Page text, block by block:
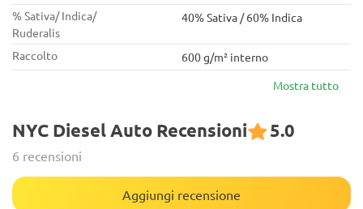
% Sativa/ Indica/
Ruderalis
40% Sativa / 60% Indica
Raccolto
600 g/m² interno
Mostra tutto
NYC Diesel Auto Recensioni 5.0
6 recensioni
Aggiungi recensione